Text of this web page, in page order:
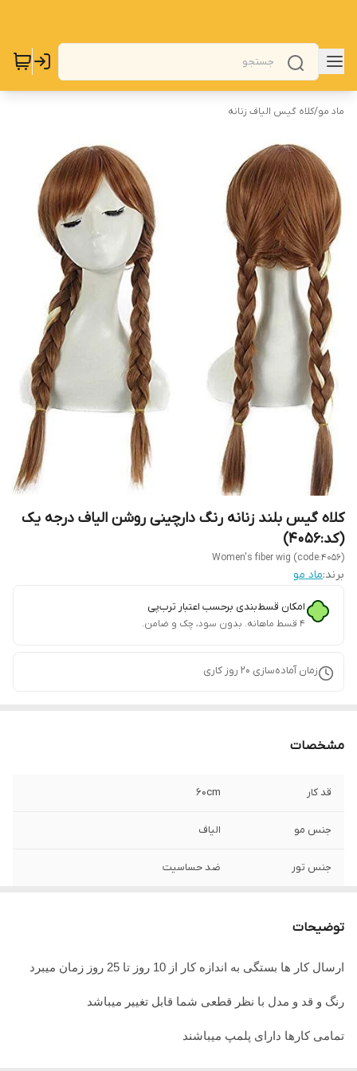
ماد مو/کلاه گیس الیاف زنانه
کلاه گیس بلند زنانه رنگ دارچینی روشن الیاف درجه یک
(کد:4056)
Women's fiber wig (code:4056)
برند:ماد مو
امکان قسط‌بندی برحسب اعتبار ترب‌پی
۴ قسط ماهانه. بدون سود، چک و ضامن.
زمان آماده‌سازی 20 روز کاری
مشخصات
قد کار ۶۰cm
جنس مو الیاف
جنس تور ضد حساسیت
توضیحات
ارسال کار ها بستگی به اندازه کار از 10 روز تا 25 روز زمان میبرد
رنگ و قد و مدل با نظر قطعی شما قابل تغییر میباشد
تمامی کارها دارای پلمپ میباشند